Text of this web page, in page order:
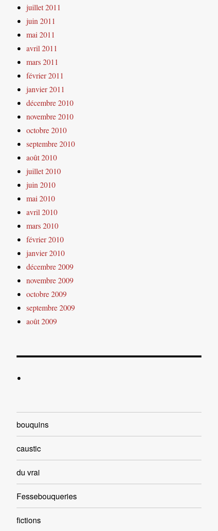
juillet 2011
juin 2011
mai 2011
avril 2011
mars 2011
février 2011
janvier 2011
décembre 2010
novembre 2010
octobre 2010
septembre 2010
août 2010
juillet 2010
juin 2010
mai 2010
avril 2010
mars 2010
février 2010
janvier 2010
décembre 2009
novembre 2009
octobre 2009
septembre 2009
août 2009
bouquins
caustic
du vrai
Fessebouqueries
fictions